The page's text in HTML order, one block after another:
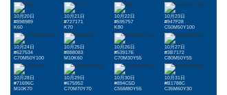
10月20日
#898989
K60
10月21日
#727171
K70
10月22日
#595757
K80
10月23日
#947F28
C50M50Y100
10月24日
#627534
C70M50Y100
10月25日
#888083
M10K60
10月26日
#53917E
C70M30Y55
10月27日
#3B7172
C80M50Y55
10月28日
#71696C
M10K70
10月29日
#675952
C70M70Y70
10月30日
#894C5D
C55M80Y55
10月31日
#B1788C
C35M60Y30